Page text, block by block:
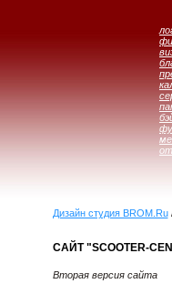
Дизайн студия BROM.Ru
САЙТ "SCOOTER-
Вторая версия сайта